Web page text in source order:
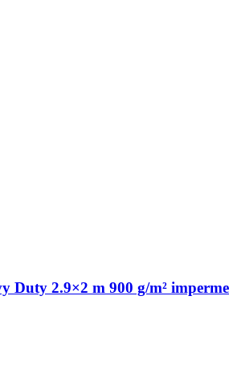
Duty 2.9×2 m 900 g/m²